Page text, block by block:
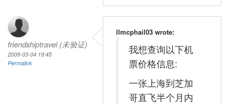
friendshiptravel (未验证)
2009-03-04 19:45
Permalink
llmcphail03 wrote:
我想查询以下机
票价格信息:
一张上海到芝加
哥直飞半个月内